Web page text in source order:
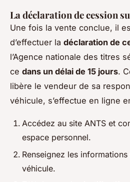
La déclaration de cession
Une fois la vente conclue, il
d’effectuer la déclaration de
l’Agence nationale des titres
ce dans un délai de 15 jours.
libère le vendeur de sa
véhicule, s’effectue en ligne
Accédez au site ANTS et
espace personnel.
Renseignez les informations
véhicule.